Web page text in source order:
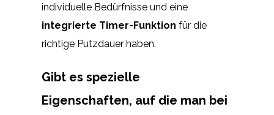
individuelle Bedürfnisse und eine
integrierte Timer-Funktion für die
richtige Putzdauer haben.
Gibt es spezielle
Eigenschaften, auf die man bei